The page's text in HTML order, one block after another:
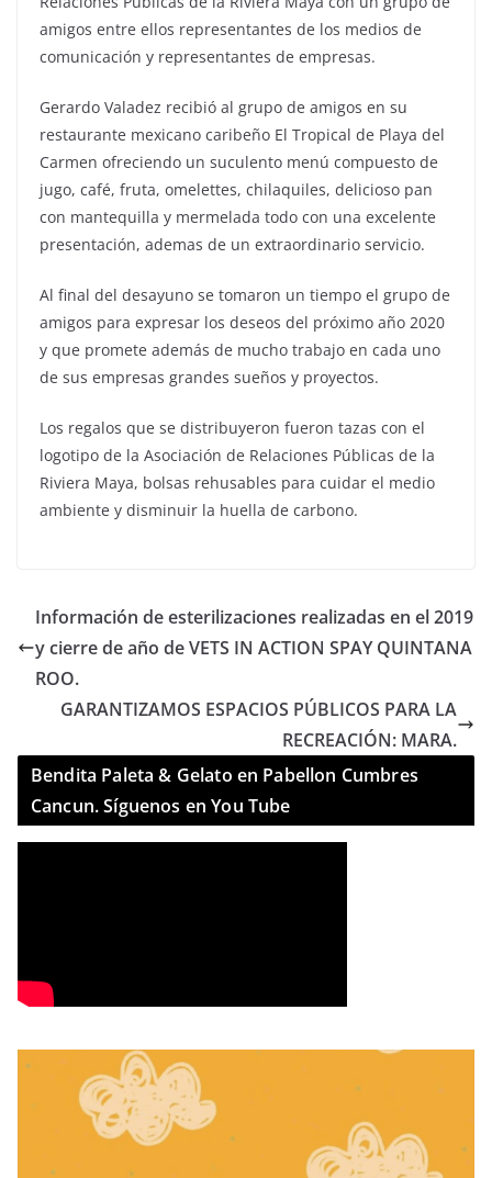
amigos entre ellos representantes de los medios de
comunicación y representantes de empresas.
Gerardo Valadez recibió al grupo de amigos en su
restaurante mexicano caribeño El Tropical de Playa del
Carmen ofreciendo un suculento menú compuesto de
jugo, café, fruta, omelettes, chilaquiles, delicioso pan
con mantequilla y mermelada todo con una excelente
presentación, ademas de un extraordinario servicio.
Al final del desayuno se tomaron un tiempo el grupo de
amigos para expresar los deseos del próximo año 2020
y que promete además de mucho trabajo en cada uno
de sus empresas grandes sueños y proyectos.
Los regalos que se distribuyeron fueron tazas con el
logotipo de la Asociación de Relaciones Públicas de la
Riviera Maya, bolsas rehusables para cuidar el medio
ambiente y disminuir la huella de carbono.
Información de esterilizaciones realizadas en el 2019
y cierre de año de VETS IN ACTION SPAY QUINTANA
ROO.
GARANTIZAMOS ESPACIOS PÚBLICOS PARA LA
RECREACIÓN: MARA.
Bendita Paleta & Gelato en Pabellon Cumbres
Cancun. Síguenos en You Tube